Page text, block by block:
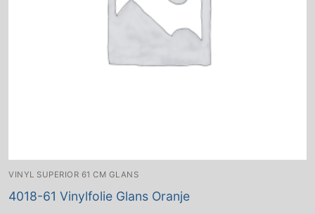
VINYL SUPERIOR 61 CM GLANS
4018-61 Vinylfolie Glans Oranje